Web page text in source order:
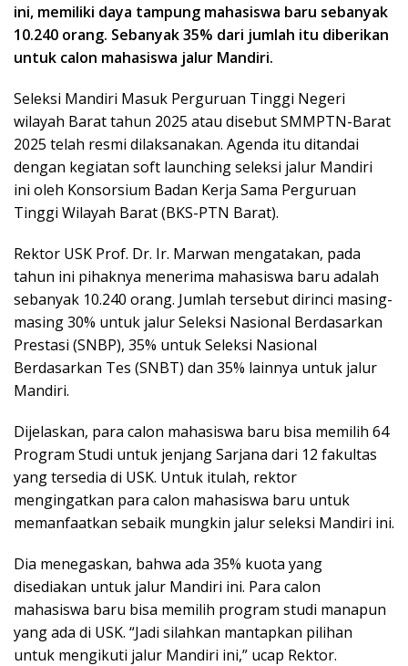
ini, memiliki daya tampung mahasiswa baru sebanyak
10.240 orang. Sebanyak 35% dari jumlah itu diberikan
untuk calon mahasiswa jalur Mandiri.
Seleksi Mandiri Masuk Perguruan Tinggi Negeri
wilayah Barat tahun 2025 atau disebut SMMPTN-Barat
2025 telah resmi dilaksanakan. Agenda itu ditandai
dengan kegiatan soft launching seleksi jalur Mandiri
ini oleh Konsorsium Badan Kerja Sama Perguruan
Tinggi Wilayah Barat (BKS-PTN Barat).
Rektor USK Prof. Dr. Ir. Marwan mengatakan, pada
tahun ini pihaknya menerima mahasiswa baru adalah
sebanyak 10.240 orang. Jumlah tersebut dirinci masing-
masing 30% untuk jalur Seleksi Nasional Berdasarkan
Prestasi (SNBP), 35% untuk Seleksi Nasional
Berdasarkan Tes (SNBT) dan 35% lainnya untuk jalur
Mandiri.
Dijelaskan, para calon mahasiswa baru bisa memilih 64
Program Studi untuk jenjang Sarjana dari 12 fakultas
yang tersedia di USK. Untuk itulah, rektor
mengingatkan para calon mahasiswa baru untuk
memanfaatkan sebaik mungkin jalur seleksi Mandiri ini.
Dia menegaskan, bahwa ada 35% kuota yang
disediakan untuk jalur Mandiri ini. Para calon
mahasiswa baru bisa memilih program studi manapun
yang ada di USK. “Jadi silahkan mantapkan pilihan
untuk mengikuti jalur Mandiri ini,” ucap Rektor.